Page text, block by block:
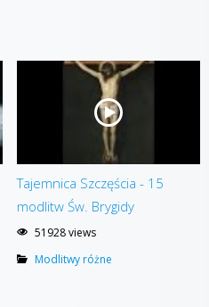
Tajemnica Szczęścia - 15
modlitw Św. Brygidy
51928 views
Modlitwy różne